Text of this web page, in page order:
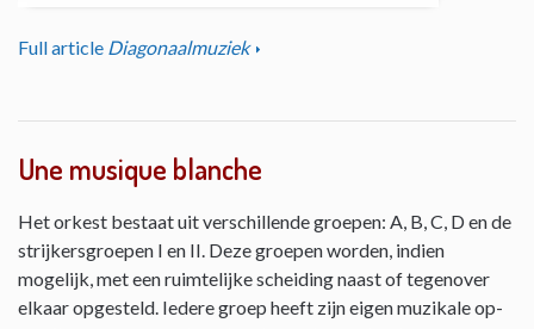
Full article Diagonaalmuziek
Une musique blanche
Het orkest bestaat uit verschillende groepen: A, B, C, D en de
strijkersgroepen I en II. Deze groepen worden, indien
mogelijk, met een ruimtelijke scheiding naast of tegenover
elkaar opgesteld. Iedere groep heeft zijn eigen muzikale op-